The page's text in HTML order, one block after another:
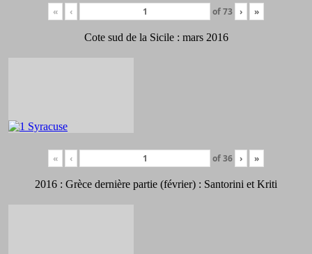
« ‹ of73 › »
Cote sud de la Sicile : mars 2016
« ‹ of36 › »
2016 : Grèce dernière partie (février) : Santorini et Kriti